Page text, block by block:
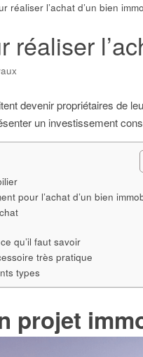
réaliser l’achat d’un bien
réaliser
devenir propriétaires de
un investissement
pour l’achat d’un bien
qu’il faut savoir
très pratique
types
projet